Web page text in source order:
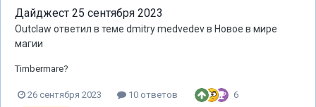
Дайджест 25 сентября 2023
Outclaw ответил в теме dmitry medvedevв Новое в мире
магии
Timbermare?
26 сентября 2023 10 ответов 6